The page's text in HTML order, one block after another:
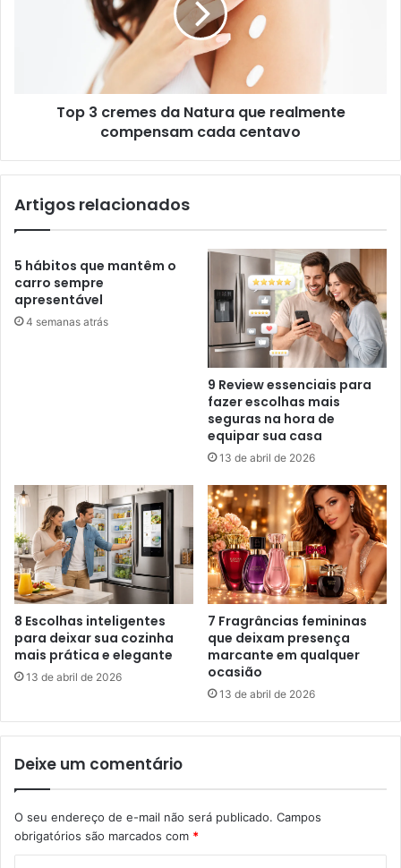
Top 3 cremes da Natura que realmente
compensam cada centavo
Artigos relacionados
5 hábitos que mantêm o
carro sempre
apresentável
4 semanas atrás
9 Review essenciais para
fazer escolhas mais
seguras na hora de
equipar sua casa
13 de abril de 2026
8 Escolhas inteligentes
para deixar sua cozinha
mais prática e elegante
13 de abril de 2026
7 Fragrâncias femininas
que deixam presença
marcante em qualquer
ocasião
13 de abril de 2026
Deixe um comentário
O seu endereço de e-mail não será publicado. Campos
obrigatórios são marcados com *